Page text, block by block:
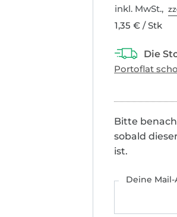
inkl. MwSt.,
1,35 € / Stk
Bitte
sobald
ist.
Deine Mail-